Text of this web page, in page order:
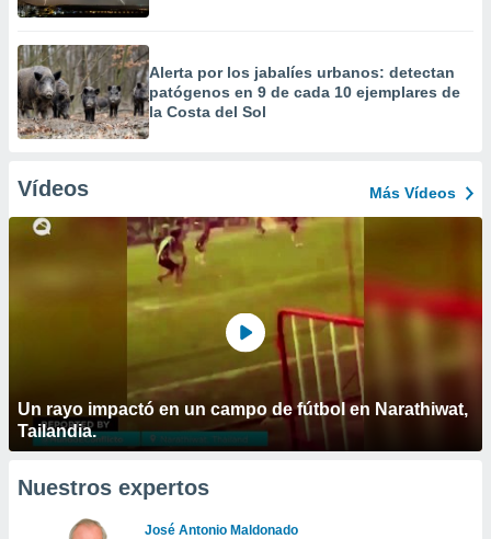
Alerta por los jabalíes urbanos: detectan
patógenos en 9 de cada 10 ejemplares de
la Costa del Sol
Vídeos Más Vídeos
Un rayo impactó en un campo de fútbol en Narathiwat,
Tailandia.
Nuestros expertos
José Antonio Maldonado